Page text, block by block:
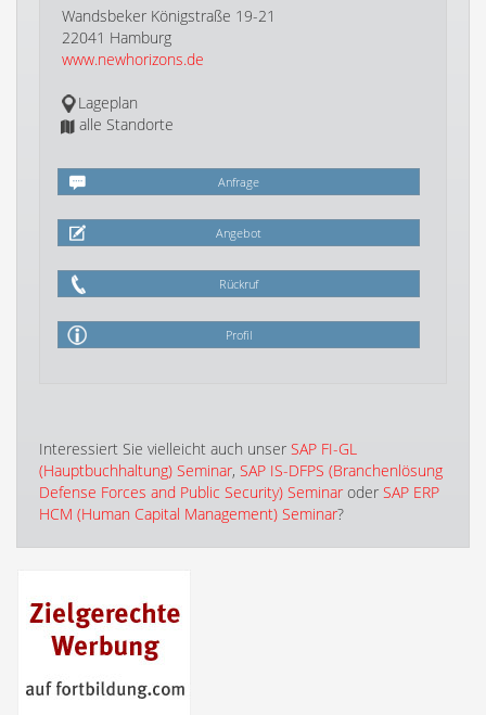
Wandsbeker Königstraße 19-21
22041 Hamburg
www.newhorizons.de
Lageplan
alle Standorte
Anfrage
Angebot
Rückruf
Profil
Interessiert Sie vielleicht auch unser SAP FI-GL
(Hauptbuchhaltung) Seminar, SAP IS-DFPS (Branchenlösung
Defense Forces and Public Security) Seminar oder SAP ERP
HCM (Human Capital Management) Seminar?